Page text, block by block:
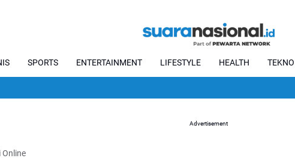
SPORTS ENTERTAINMENT LIFESTYLE HEALTH TEKNO
Advertisement